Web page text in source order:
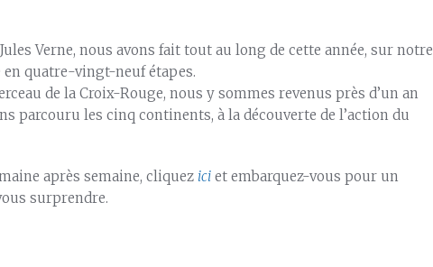
Verne, nous avons fait tout au long de cette année, sur notre
en quatre-vingt-neuf étapes.
de la Croix-Rouge, nous y sommes revenus près d’un an
parcouru les cinq continents, à la découverte de l’action du
après semaine, cliquez ici et embarquez-vous pour un
surprendre.